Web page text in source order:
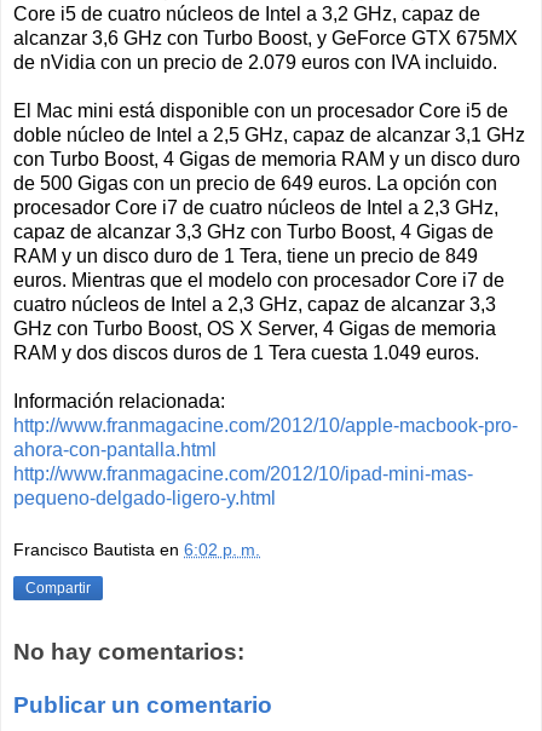
Core i5 de cuatro núcleos de Intel a 3,2 GHz, capaz de
alcanzar 3,6 GHz con Turbo Boost, y GeForce GTX 675MX
de nVidia con un precio de 2.079 euros con IVA incluido.
El Mac mini está disponible con un procesador Core i5 de
doble núcleo de Intel a 2,5 GHz, capaz de alcanzar 3,1 GHz
con Turbo Boost, 4 Gigas de memoria RAM y un disco duro
de 500 Gigas con un precio de 649 euros. La opción con
procesador Core i7 de cuatro núcleos de Intel a 2,3 GHz,
capaz de alcanzar 3,3 GHz con Turbo Boost, 4 Gigas de
RAM y un disco duro de 1 Tera, tiene un precio de 849
euros. Mientras que el modelo con procesador Core i7 de
cuatro núcleos de Intel a 2,3 GHz, capaz de alcanzar 3,3
GHz con Turbo Boost, OS X Server, 4 Gigas de memoria
RAM y dos discos duros de 1 Tera cuesta 1.049 euros.
Información relacionada:
http://www.franmagacine.com/2012/10/apple-macbook-pro-
ahora-con-pantalla.html
http://www.franmagacine.com/2012/10/ipad-mini-mas-
pequeno-delgado-ligero-y.html
Francisco Bautista en 6:02 p. m.
Compartir
No hay comentarios:
Publicar un comentario